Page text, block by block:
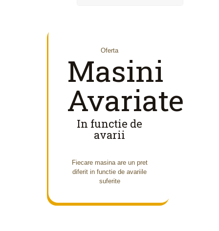
Oferta
Masini
Avariate
In functie de
avarii
Fiecare masina are un pret
diferit in functie de avariile
suferite